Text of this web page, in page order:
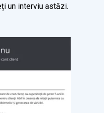
un interviu astăzi.